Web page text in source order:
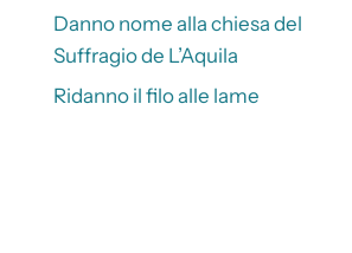
Danno nome alla chiesa del
Suffragio de L’Aquila
Ridanno il filo alle lame